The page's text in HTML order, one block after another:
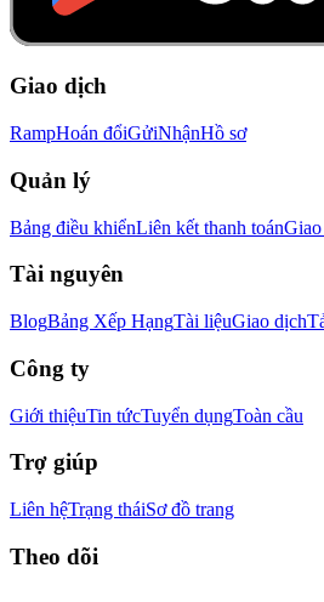
Giao dịch
RampHoán đổiGửiNhậnHồ sơ
Quản lý
Bảng điều khiểnLiên kết thanh toán
Tài nguyên
BlogBảng Xếp HạngTài liệuGiao dịch
Công ty
Giới thiệuTin tứcTuyển dụngToàn cầu
Trợ giúp
Liên hệTrạng tháiSơ đồ trang
Theo dõi